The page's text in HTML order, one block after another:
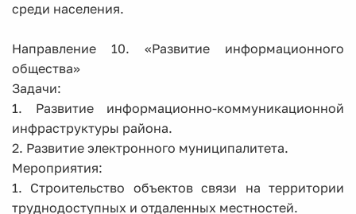
среди населения.
Направление 10. «Развитие информационного
общества»
Задачи:
1. Развитие информационно-коммуникационной
инфраструктуры района.
2. Развитие электронного муниципалитета.
Мероприятия:
1. Строительство объектов связи на территории
труднодоступных и отдаленных местностей.